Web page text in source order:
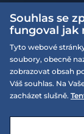
Jak
Nejčastější
Doprava a
Vrácení a
Reklamace
Více
Obchodní
Podmínky
On-line
Naše
EQS Rudná
Souhlas se
fungoval jak
Tyto webové
soubory, obecně
zobrazovat obsah
Váš souhlas. Na
zacházet slušně.